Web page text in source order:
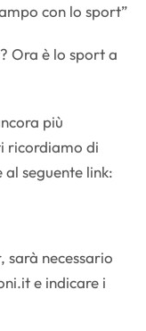
con lo sport”
Ora è lo sport a
più
ricordiamo di
seguente link:
sarà necessario
e indicare i